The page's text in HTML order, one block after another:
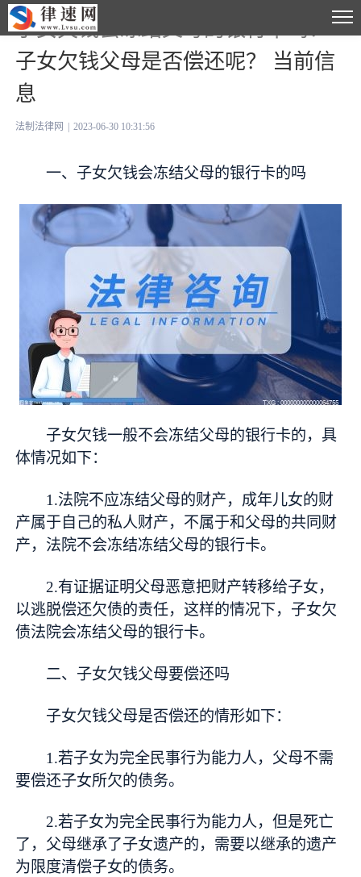
子女欠钱会冻结父母的银行卡吗？
子女欠钱父母是否偿还呢？ 当前信
息
法制法律网 2023-06-30 10:31:56
一、子女欠钱会冻结父母的银行卡的吗
子女欠钱一般不会冻结父母的银行卡的，具
体情况如下：
1.法院不应冻结父母的财产，成年儿女的财
产属于自己的私人财产，不属于和父母的共同财
产，法院不会冻结冻结父母的银行卡。
2.有证据证明父母恶意把财产转移给子女，
以逃脱偿还欠债的责任，这样的情况下，子女欠
债法院会冻结父母的银行卡。
二、子女欠钱父母要偿还吗
子女欠钱父母是否偿还的情形如下：
1.若子女为完全民事行为能力人，父母不需
要偿还子女所欠的债务。
2.若子女为完全民事行为能力人，但是死亡
了，父母继承了子女遗产的，需要以继承的遗产
为限度清偿子女的债务。